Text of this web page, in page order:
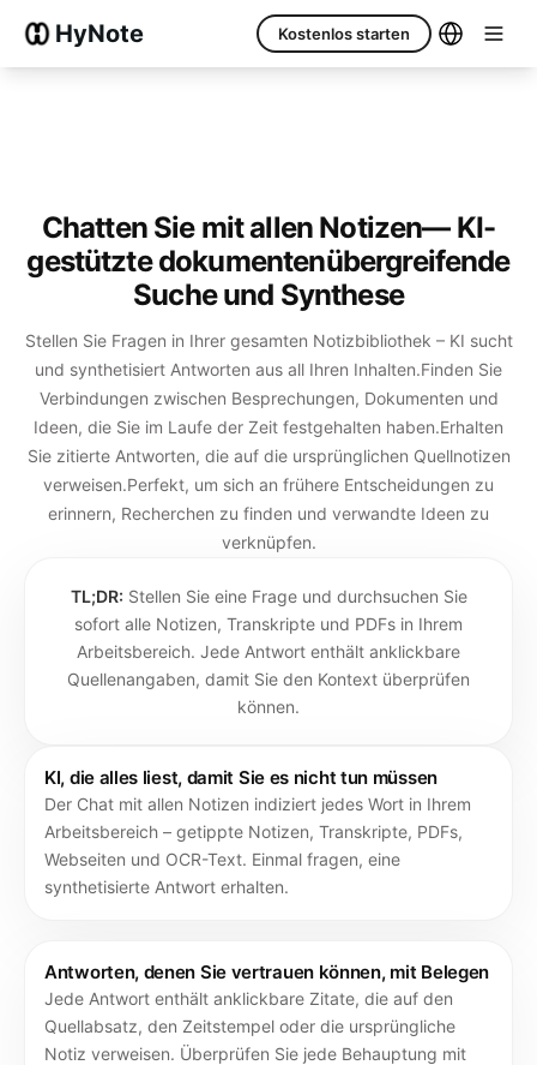
HyNote Kostenlos starten
Chatten Sie mit allen Notizen— KI-
gestützte dokumentenübergreifende
Suche und Synthese
Stellen Sie Fragen in Ihrer gesamten Notizbibliothek – KI sucht
und synthetisiert Antworten aus all Ihren Inhalten.Finden Sie
Verbindungen zwischen Besprechungen, Dokumenten und
Ideen, die Sie im Laufe der Zeit festgehalten haben.Erhalten
Sie zitierte Antworten, die auf die ursprünglichen Quellnotizen
verweisen.Perfekt, um sich an frühere Entscheidungen zu
erinnern, Recherchen zu finden und verwandte Ideen zu
verknüpfen.
TL;DR: Stellen Sie eine Frage und durchsuchen Sie
sofort alle Notizen, Transkripte und PDFs in Ihrem
Arbeitsbereich. Jede Antwort enthält anklickbare
Quellenangaben, damit Sie den Kontext überprüfen
können.
KI, die alles liest, damit Sie es nicht tun müssen
Der Chat mit allen Notizen indiziert jedes Wort in Ihrem
Arbeitsbereich – getippte Notizen, Transkripte, PDFs,
Webseiten und OCR-Text. Einmal fragen, eine
synthetisierte Antwort erhalten.
Antworten, denen Sie vertrauen können, mit Belegen
Jede Antwort enthält anklickbare Zitate, die auf den
Quellabsatz, den Zeitstempel oder die ursprüngliche
Notiz verweisen. Überprüfen Sie jede Behauptung mit